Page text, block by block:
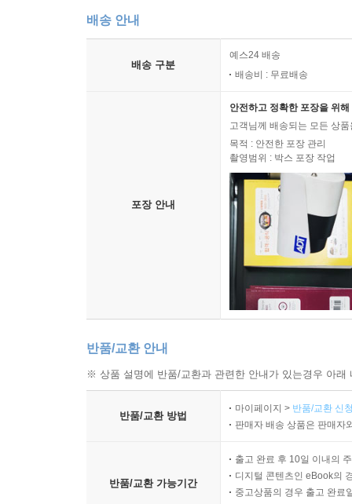
배송 안내
배송 구분
예스24 배송
배송비 : 무료배송
포장 안내
안전하고 정확한 포장을 위
고객님께 배송되는 모든 상
목적 : 안전한 포장 관리
촬영범위 : 박스 포장 작업
반품/교환 안내
※ 상품 설명에 반품/교환과 관련한 안내가 있는경우 아
반품/교환 방법
마이페이지 > 반품/교환 신
판매자 배송 상품은 판매자
반품/교환 가능기간
출고 완료 후 10일 이내의
디지털 콘텐츠인 eBook의
중고상품의 경우 출고 완료